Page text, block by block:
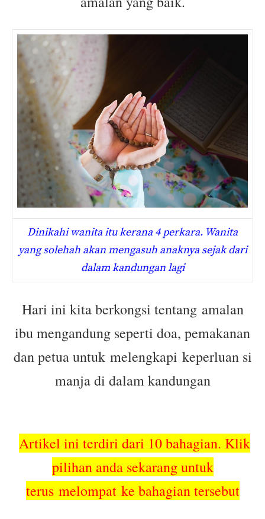
Dinikahi wanita itu kerana 4 perkara. Wanita
yang solehah akan mengasuh anaknya sejak dari
dalam kandungan lagi
Hari ini kita berkongsi tentang amalan
ibu mengandung seperti doa, pemakanan
dan petua untuk melengkapi keperluan si
manja di dalam kandungan
Artikel ini terdiri dari 10 bahagian. Klik
pilihan anda sekarang untuk
terus melompat ke bahagian tersebut